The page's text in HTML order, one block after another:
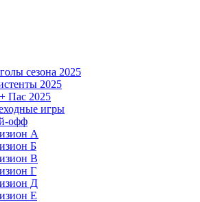
сезона 2025
2025
Пас 2025
игры
офф
A
Б
В
Г
Д
Е